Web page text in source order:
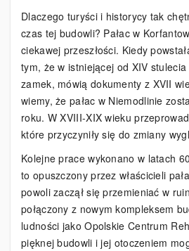
Dlaczego turyści i historycy tak
czas tej budowli? Pałac w
ciekawej przeszłości. Kiedy
tym, że w istniejącej od XIV stulecia
zamek, mówią dokumenty z XVII
wiemy, że pałac w Niemodlinie
roku. W XVIII-XIX wieku
które przyczyniły się do zmiany
Kolejne prace wykonano w latach
to opuszczony przez właścicieli
powoli zaczął się przemieniać w
połączony z nowym kompleksem
ludności jako Opolskie Centrum
pięknej budowli i jej otoczeniem